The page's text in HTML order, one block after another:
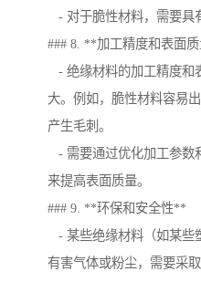
- 对于脆性材料，需要具
### 8. **加工精度和表面
- 绝缘材料的加工精度和
大。例如，脆性材料容易
产生毛刺。
- 需要通过优化加工参数
来提高表面质量。
### 9. **环保和安全性**
- 某些绝缘材料（如某些
有害气体或粉尘，需要采